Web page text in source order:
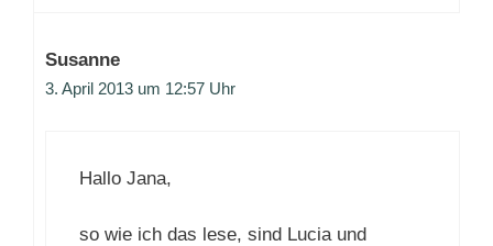
Susanne
3. April 2013 um 12:57 Uhr
Hallo Jana,
so wie ich das lese, sind Lucia und